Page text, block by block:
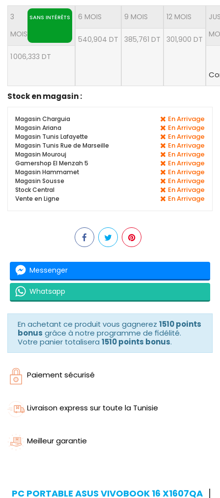
3
MOIS
SANS INTÉRÊTS
1 006,333 DT
6 MOIS
540,904 DT
9 MOIS
385,761 DT
12 MOIS
301,900 DT
Stock en magasin :
Magasin Charguia En Arrivage
Magasin Ariana En Arrivage
Magasin Tunis Lafayette En Arrivage
Magasin Tunis Rue de Marseille En Arrivage
Magasin Mourouj En Arrivage
Gamershop El Menzah 5 En Arrivage
Magasin Hammamet En Arrivage
Magasin Sousse En Arrivage
Stock Central En Arrivage
Vente en Ligne En Arrivage
Messenger
Whatsapp
En achetant ce produit vous gagnerez 1510 points
bonus grâce à notre programme de fidélité.
Votre panier totalisera 1510 points bonus.
Paiement sécurisé
Livraison express sur toute la Tunisie
Meilleur garantie
PC PORTABLE ASUS VIVOBOOK 16 X1607QA